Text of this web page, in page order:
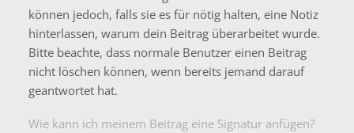
können jedoch, falls sie es für nötig halten, eine Notiz
hinterlassen, warum dein Beitrag überarbeitet wurde.
Bitte beachte, dass normale Benutzer einen Beitrag
nicht löschen können, wenn bereits jemand darauf
geantwortet hat.
Wie kann ich meinem Beitrag eine Signatur anfügen?